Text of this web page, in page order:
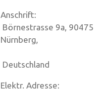
Anschrift:
Börnestrasse 9a, 90475
Nürnberg,
Deutschland
Elektr. Adresse: